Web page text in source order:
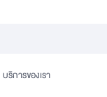
บริการของเรา